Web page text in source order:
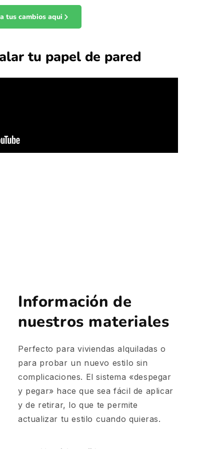
tus cambios aqui
tu papel de pared
Información de
nuestros materiales
Perfecto para viviendas alquiladas o
para probar un nuevo estilo sin
complicaciones. El sistema «despegar
y pegar» hace que sea fácil de aplicar
y de retirar, lo que te permite
actualizar tu estilo cuando quieras.